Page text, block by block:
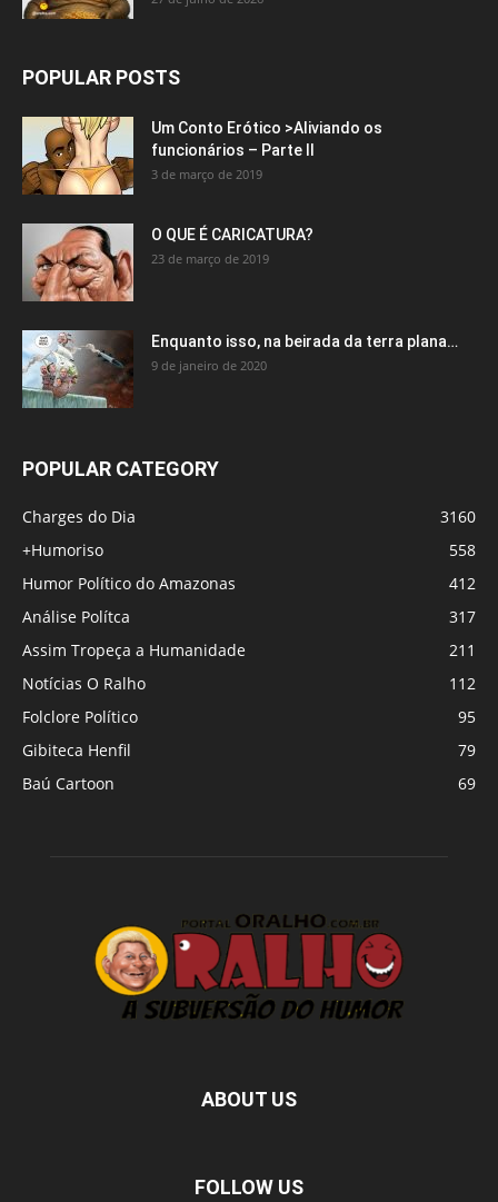
POPULAR POSTS
Um Conto Erótico >Aliviando os
funcionários – Parte II
3 de março de 2019
O QUE É CARICATURA?
23 de março de 2019
Enquanto isso, na beirada da terra plana…
9 de janeiro de 2020
POPULAR CATEGORY
Charges do Dia
3160
+Humoriso
558
Humor Político do Amazonas
412
Análise Polítca
317
Assim Tropeça a Humanidade
211
Notícias O Ralho
112
Folclore Político
95
Gibiteca Henfil
79
Baú Cartoon
69
ABOUT US
FOLLOW US